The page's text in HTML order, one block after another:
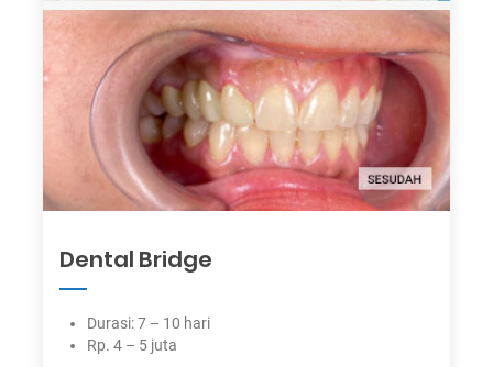
Dental Bridge
Durasi: 7 – 10 hari
Rp. 4 – 5 juta